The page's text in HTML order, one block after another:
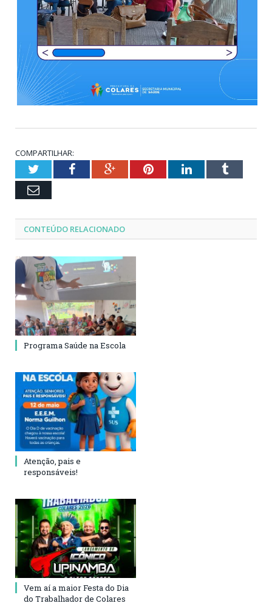
COMPARTILHAR:
TwitterFacebookGoogle+PinterestLinkedInTumblr
Email
CONTEÚDO RELACIONADO
Programa Saúde na Escola
Atenção, pais e
responsáveis!
Vem aí a maior Festa do Dia
do Trabalhador de Colares